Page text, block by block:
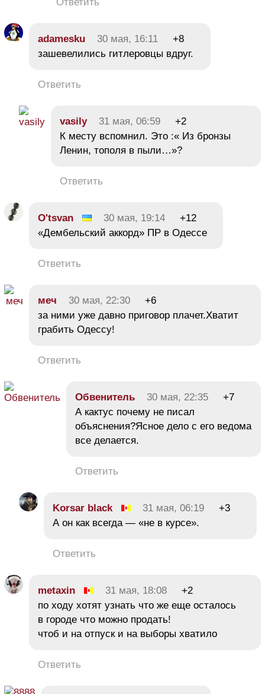
adamesku 30 мая, 16:11
+8
зашевелились гитлеровцы вдруг.
Ответить
vasily 31 мая, 06:59
+2
К месту вспомнил. Это :« Из бронзы
Ленин, тополя в пыли…»?
Ответить
O'tsvan 30 мая, 19:14
+12
«Дембельский аккорд» ПР в Одессе
Ответить
меч 30 мая, 22:30
+6
за ними уже давно приговор плачет.Хватит
грабить Одессу!
Ответить
Обвенитель 30 мая, 22:35
+7
А кактус почему не писал
объяснения?Ясное дело с его ведома
все делается.
Ответить
Korsar black 31 мая, 06:19
+3
А он как всегда — «не в курсе».
Ответить
metaxin 31 мая, 18:08
+2
по ходу хотят узнать что же еще осталось
в городе что можно продать!
чтоб и на отпуск и на выборы хватило
Ответить